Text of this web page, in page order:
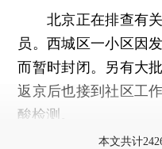
北京正在排查有关
员。西城区一小区因
而暂时封闭。另有大
返京后也接到社区工
酸检测。
本文共计